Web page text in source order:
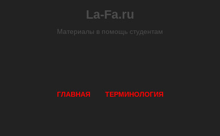
La-Fa.ru
Материалы в помощь студентам
ГЛАВНАЯ ТЕРМИНОЛОГИЯ